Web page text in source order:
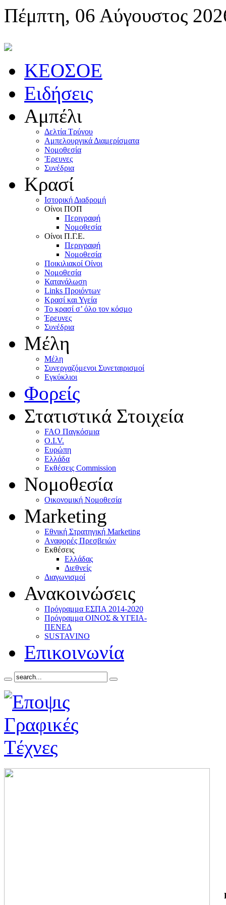
Πέμπτη, 06 Αύγουστος
KEOΣOE
Ειδήσεις
Αμπέλι
Δελτία Τρύγου
Αμπελουργικά Διαμερίσματα
Nομοθεσία
'Eρευνες
Συνέδρια
Κρασί
Iστορική Διαδρομή
Oίνοι ΠOΠ
Περιγραφή
Nομοθεσία
Oίνοι Π.Γ.E.
Περιγραφή
Νομοθεσία
Ποικιλιακοί Oίνοι
Nομοθεσία
Κατανάλωση
Links Προιόντων
Κρασί και Υγεία
To κρασί σ’ όλο τον κόσμο
Έρευνες
Συνέδρια
Μέλη
Mέλη
Συνεργαζόμενοι Συνεταιρισμοί
Εγκύκλιοι
Φορείς
Στατιστικά Στοιχεία
FAO Παγκόσμια
O.I.V.
Ευρώπη
Ελλάδα
Eκθέσεις Commission
Νομοθεσία
Οικονομική Νομοθεσία
Marketing
Eθνική Στρατηγική Marketing
Aναφορές Πρεσβειών
Eκθέσεις
Eλλάδας
Διεθνείς
Διαγωνισμοί
Ανακοινώσεις
Πρόγραμμα ΕΣΠΑ 2014-2020
Πρόγραμμα ΟΙΝΟΣ & ΥΓΕΙΑ-
ΠΕΝΕΔ
SUSTAVINO
Επικοινωνία